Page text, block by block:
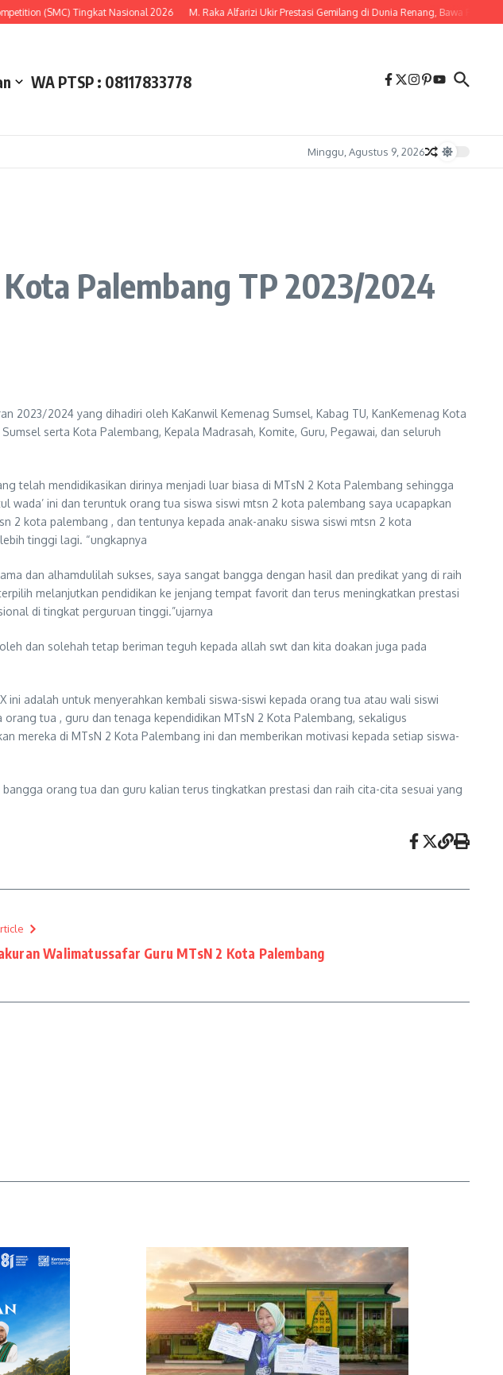
(SMC) Tingkat Nasional 2026 M. Raka Alfarizi Ukir Prestasi Gemilang di Dunia Renang, Bawa Pulang Tiga
WA PTSP : 08117833778
Minggu, Agustus 9, 2026
Palembang TP 2023/2024
2023/2024 yang dihadiri oleh KaKanwil Kemenag Sumsel, Kabag TU, KanKemenag Kota
serta Kota Palembang, Kepala Madrasah, Komite, Guru, Pegawai, dan seluruh
telah mendidikasikan dirinya menjadi luar biasa di MTsN 2 Kota Palembang sehingga
ini dan teruntuk orang tua siswa siswi mtsn 2 kota palembang saya ucapapkan
2 kota palembang , dan tentunya kepada anak-anaku siswa siswi mtsn 2 kota
tinggi lagi. “ungkapnya
dan alhamdulilah sukses, saya sangat bangga dengan hasil dan predikat yang di raih
melanjutkan pendidikan ke jenjang tempat favorit dan terus meningkatkan prestasi
di tingkat perguruan tinggi.”ujarnya
dan solehah tetap beriman teguh kepada allah swt dan kita doakan juga pada
ini adalah untuk menyerahkan kembali siswa-siswi kepada orang tua atau wali siswi
tua , guru dan tenaga kependidikan MTsN 2 Kota Palembang, sekaligus
mereka di MTsN 2 Kota Palembang ini dan memberikan motivasi kepada setiap siswa-
orang tua dan guru kalian terus tingkatkan prestasi dan raih cita-cita sesuai yang
Walimatussafar Guru MTsN 2 Kota Palembang